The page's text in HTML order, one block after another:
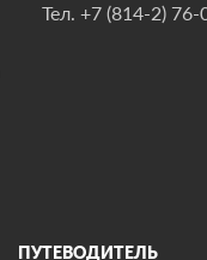
Тел. +7 (814-2) 76-
ПУТЕВОДИТЕЛЬ